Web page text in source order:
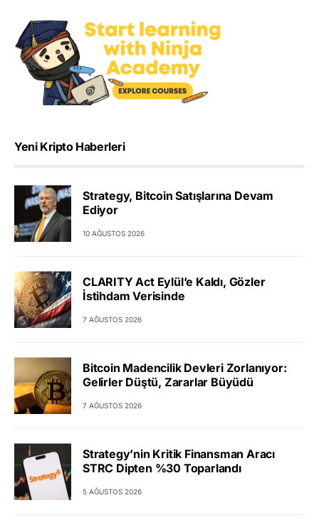
Yeni Kripto Haberleri
Strategy, Bitcoin Satışlarına Devam
Ediyor
10 AĞUSTOS 2026
CLARITY Act Eylül’e Kaldı, Gözler
İstihdam Verisinde
7 AĞUSTOS 2026
Bitcoin Madencilik Devleri Zorlanıyor:
Gelirler Düştü, Zararlar Büyüdü
7 AĞUSTOS 2026
Strategy’nin Kritik Finansman Aracı
STRC Dipten %30 Toparlandı
5 AĞUSTOS 2026